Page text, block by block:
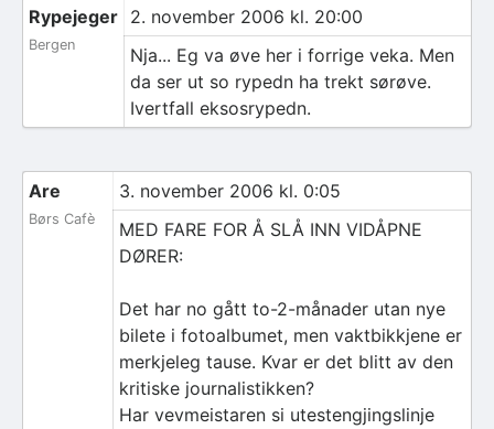
Rypejeger
Bergen
2. november 2006 kl. 20:00
Nja... Eg va øve her i forrige veka. Men
da ser ut so rypedn ha trekt sørøve.
Ivertfall eksosrypedn.
Are
Børs Cafè
3. november 2006 kl. 0:05
MED FARE FOR Å SLÅ INN VIDÅPNE
DØRER:
Det har no gått to-2-månader utan nye
bilete i fotoalbumet, men vaktbikkjene er
merkjeleg tause. Kvar er det blitt av den
kritiske journalistikken?
Har vevmeistaren si utestengjingslinje